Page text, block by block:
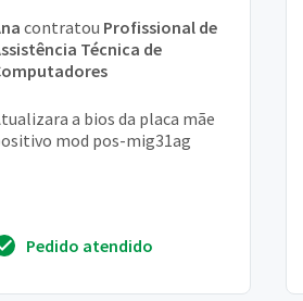
contratou Profissional de
Técnica de
a bios da placa mãe
mod pos-mig31ag
Pedido atendido